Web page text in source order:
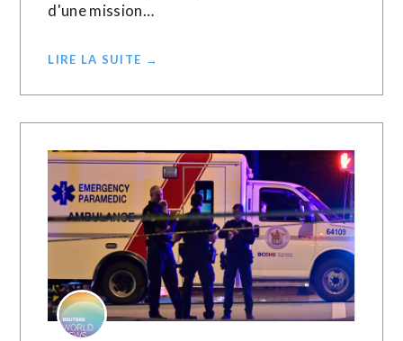
d'une mission…
LIRE LA SUITE →